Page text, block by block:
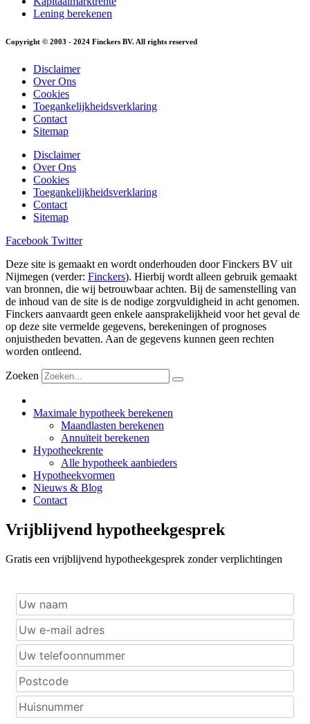
Lening berekenen
Copyright © 2003 - 2024 Finckers BV. All rights reserved
Disclaimer
Over Ons
Cookies
Toegankelijkheidsverklaring
Contact
Sitemap
Disclaimer
Over Ons
Cookies
Toegankelijkheidsverklaring
Contact
Sitemap
Facebook Twitter
Deze site is gemaakt en wordt onderhouden door Finckers BV uit
Nijmegen (verder: Finckers). Hierbij wordt alleen gebruik gemaakt
van bronnen, die wij betrouwbaar achten. Bij de samenstelling van
de inhoud van de site is de nodige zorgvuldigheid in acht genomen.
Finckers aanvaardt geen enkele aansprakelijkheid voor het geval de
op deze site vermelde gegevens, berekeningen of prognoses
onjuistheden bevatten. Aan de gegevens kunnen geen rechten
worden ontleend.
Zoeken
Maximale hypotheek berekenen
Maandlasten berekenen
Annuïteit berekenen
Hypotheekrente
Alle hypotheek aanbieders
Hypotheekvormen
Nieuws & Blog
Contact
Vrijblijvend hypotheekgesprek
Gratis een vrijblijvend hypotheekgesprek zonder verplichtingen